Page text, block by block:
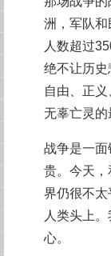
洲，军队
人数超过
绝不让历
自由、正
无辜亡灵的
战争是一
贵。今天
界仍很不
人类头上
心。